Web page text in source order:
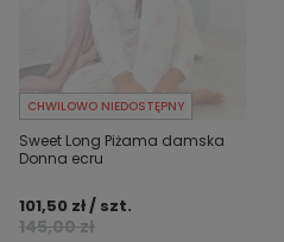
CHWILOWO NIEDOSTĘPNY
Sweet Long Piżama damska
Donna ecru
145,00 zł
101,50 zł / szt.